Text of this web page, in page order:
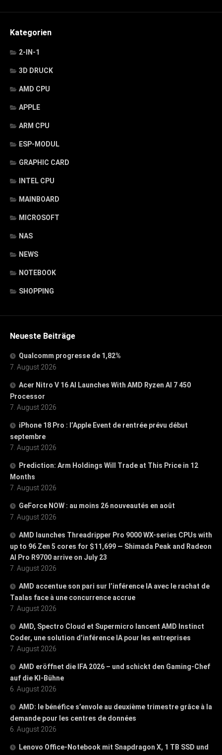
Kategorien
2-IN-1
3D DRUCK
AMD CPU
APPLE
ARM CPU
ESP-MODUL
GRAPHIC CARD
INTEL CPU
MAINBOARD
MICROSOFT
NAS
NEWS
NOTEBOOK
SHOPPING
Neueste Beiträge
Qualcomm progresse de 1,82%
7. August 2026
Acer Nitro V 16 AI Launches With AMD Ryzen AI 7 450
Processor
7. August 2026
iPhone 18 Pro : l’Apple Event de rentrée prévu début
septembre
7. August 2026
Prediction: Arm Holdings Will Trade at This Price in 12
Months
7. August 2026
GeForce NOW : au moins 26 nouveautés en août
7. August 2026
AMD launches Threadripper Pro 9000 WX-series CPUs with
up to 96 Zen 5 cores for $11,699 — Shimada Peak and Radeon
AI Pro R9700 arrive on July 23
7. August 2026
AMD accentue son pari sur l’inférence IA avec le rachat de
Taalas face à une concurrence accrue
7. August 2026
AMD, Spectro Cloud et Supermicro lancent AMD Instinct
Coder, une solution d’inférence IA pour les entreprises
7. August 2026
AMD eröffnet die IFA 2026 – und schickt den Gaming-Chef
auf die KI-Bühne
6. August 2026
AMD: le bénéfice s’envole au deuxième trimestre grâce à la
demande pour les centres de données
6. August 2026
Lenovo Office-Notebook mit Snapdragon X, 1 TB SSD und